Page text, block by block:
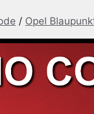
/ Opel